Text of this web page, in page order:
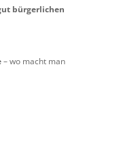
bürgerlichen
– wo macht man